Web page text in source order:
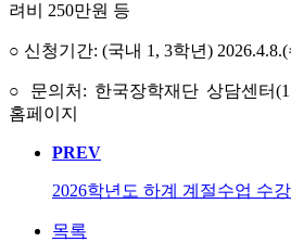
려비 250만원 등
○ 신청기간: (국내 1, 3학년)
○ 문의처: 한국장학재단 상담센터
홈페이지
PREV
2026학년도 하계 계절수업 수
목록